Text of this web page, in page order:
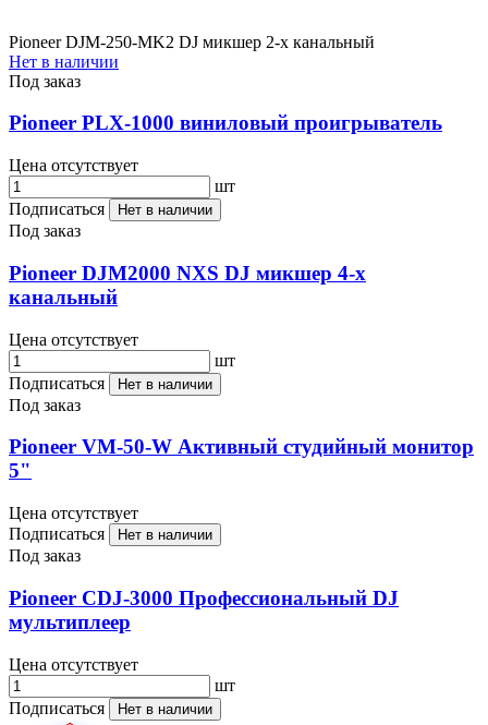
Pioneer DJM-250-MK2 DJ микшер 2-х канальный
Нет в наличии
Под заказ
Pioneer PLX-1000 виниловый проигрыватель
Цена отсутствует
шт
Подписаться
Нет в наличии
Под заказ
Pioneer DJM2000 NXS DJ микшер 4-х
канальный
Цена отсутствует
шт
Подписаться
Нет в наличии
Под заказ
Pioneer VM-50-W Активный студийный монитор
5"
Цена отсутствует
Подписаться
Нет в наличии
Под заказ
Pioneer CDJ-3000 Профессиональный DJ
мультиплеер
Цена отсутствует
шт
Подписаться
Нет в наличии